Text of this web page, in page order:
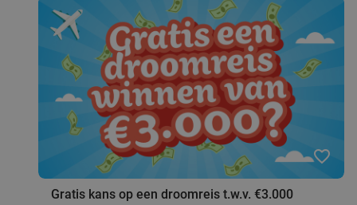
favorite_border
Gratis kans op een droomreis t.w.v. €3.000